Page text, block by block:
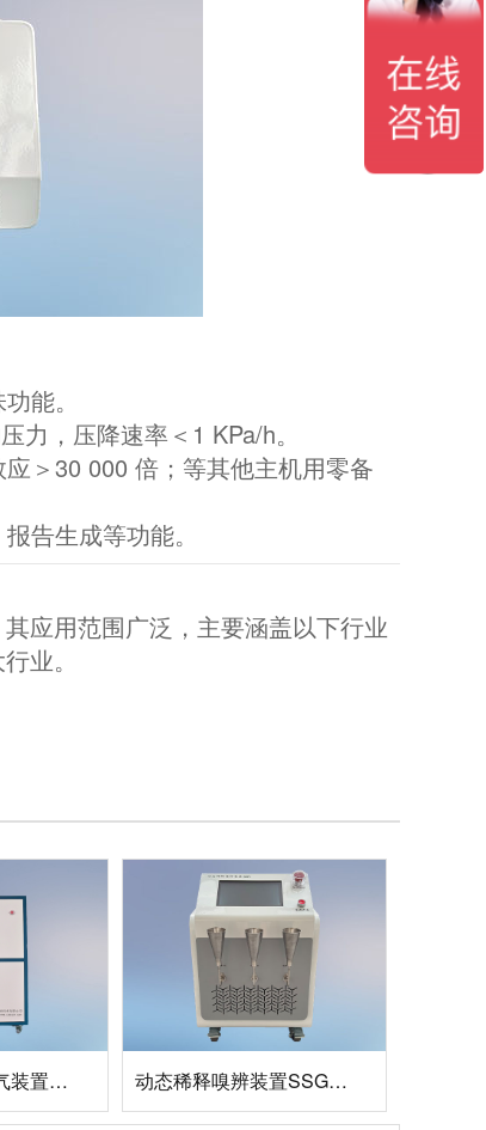
能。
，压降速率＜1 KPa/h。
＞30 000 倍；等其他主机用零备
告生成等功能。
应用范围广泛，主要涵盖以下行业
业。
超大流量动态配气装置SSGM-2D 动态稀释嗅辨装置SSGM-3XB